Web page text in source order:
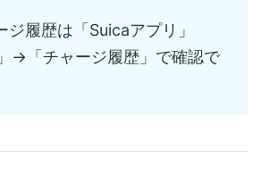
ジ履歴は「Suicaアプリ」
→「チャージ履歴」で確認で